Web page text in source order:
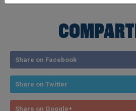
Share on Facebook
Share on Twitter
Share on Google+